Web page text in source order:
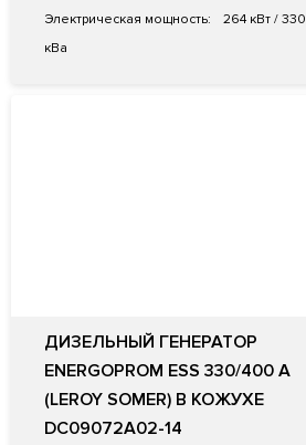
Электрическая мощность:
264 кВт / 330
кВа
ДИЗЕЛЬНЫЙ ГЕНЕРАТОР
ENERGOPROM ESS 330/400 A
(LEROY SOMER) В КОЖУХЕ
DC09072A02-14